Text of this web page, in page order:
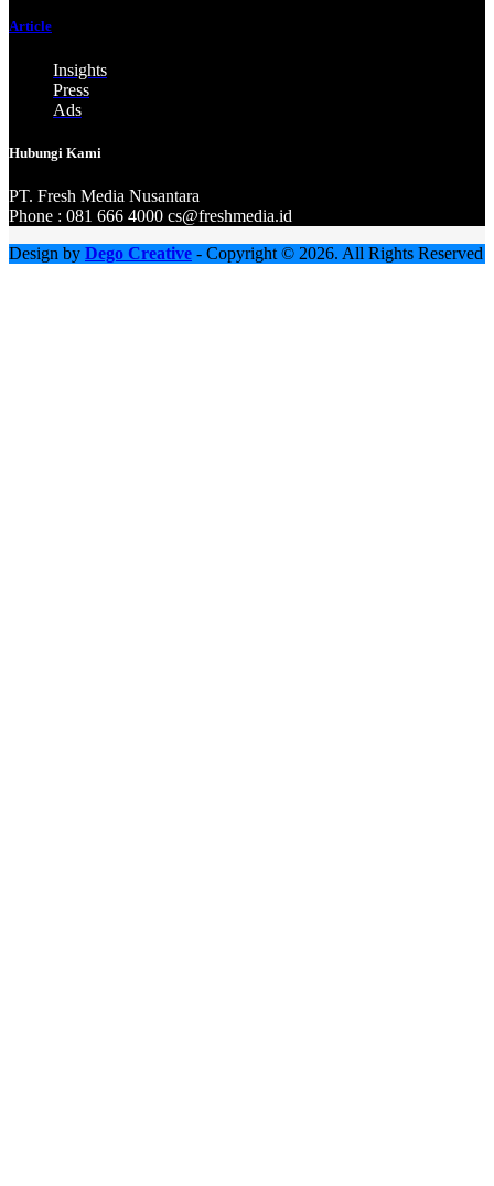
Article
Insights
Press
Ads
Hubungi Kami
PT. Fresh Media Nusantara
Phone : 081 666 4000 cs@freshmedia.id
Design by Dego Creative - Copyright © 2026. All Rights Reserved